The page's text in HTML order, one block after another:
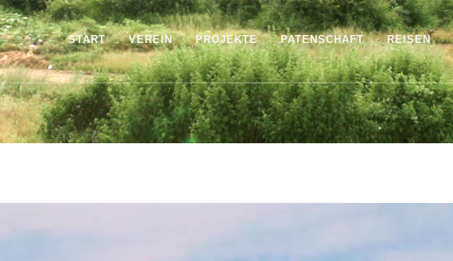
START VEREIN PROJEKTE PATENSCHAFT REISEN